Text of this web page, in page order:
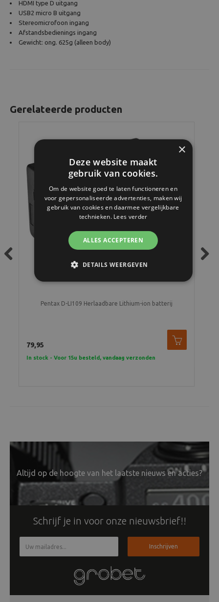
HDMI type D uitgang
USB2 micro B uitgang
Stereomicrofoon ingang
Afstandsbedienings ingang
Gewicht: ong. 625g (alleen body)
Gerelateerde producten
Pentax D-LI109 Herlaadbare Lithium-ion batterij
79,95
In stock - Voor 15u besteld, vandaag verzonden
Altijd op de hoogte van het laatste nieuws en acties?
Schrijf je in voor onze nieuwsbrief!!
Inschrijven
×
Deze website maakt
gebruik van cookies.
Om de website goed te laten functioneren en
voor gepersonaliseerde advertenties, maken wij
gebruik van cookies en daarmee vergelijkbare
technieken. Lees verder
ALLES ACCEPTEREN
DETAILS WEERGEVEN